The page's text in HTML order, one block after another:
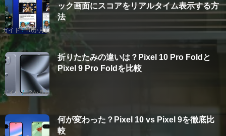
ック画面にスコアをリアルタイム表示する方
法
ガイド 10か月前
折りたたみの違いは？Pixel 10 Pro Foldと
Pixel 9 Pro Foldを比較
ガイド 12か月前
何が変わった？Pixel 10 vs Pixel 9を徹底比
較